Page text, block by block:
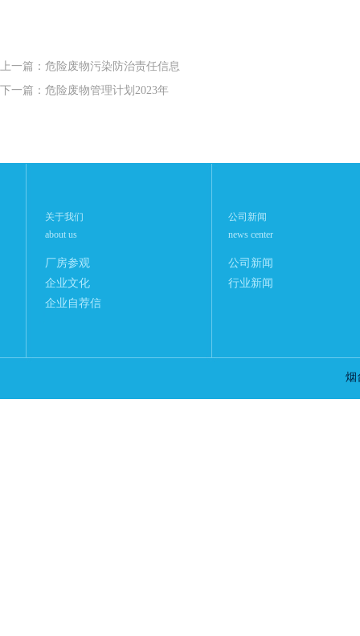
上一篇： 危险废物污染防治责任信息
下一篇： 危险废物管理计划2023年
关于我们
about us
厂房参观
企业文化
企业自荐信
公司新闻
news center
公司新闻
行业新闻
烟